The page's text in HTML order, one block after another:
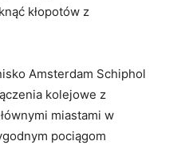
kłopotów ⁤z
Amsterdam Schiphol
kolejowe z
‌miastami w⁤
pociągom